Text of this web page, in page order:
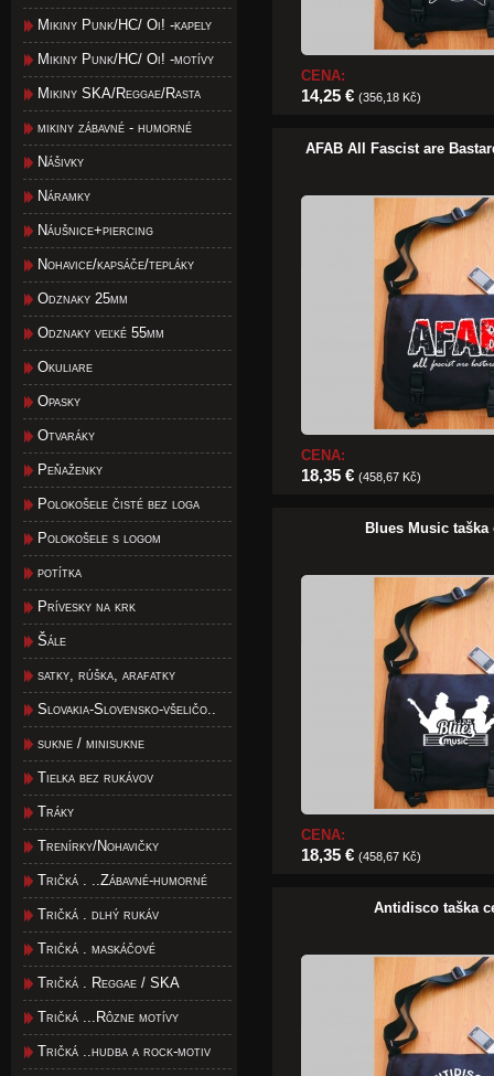
Mikiny Punk/HC/ Oi! -kapely
Mikiny Punk/HC/ Oi! -motívy
Mikiny SKA/Reggae/Rasta
mikiny zábavné - humorné
Nášivky
Náramky
Náušnice+piercing
Nohavice/kapsáče/tepláky
Odznaky 25mm
Odznaky veľké 55mm
Okuliare
Opasky
Otvaráky
Peňaženky
Polokošele čisté bez loga
Polokošele s logom
potítka
Prívesky na krk
Šále
satky, rúška, arafatky
Slovakia-Slovensko-všeličo..
sukne / minisukne
Tielka bez rukávov
Tráky
Trenírky/Nohavičky
Tričká . ..Zábavné-humorné
Tričká . dlhý rukáv
Tričká . maskáčové
Tričká . Reggae / SKA
Tričká ...Rôzne motívy
Tričká ..hudba a rock-motiv
CENA:
14,25 € (356,18 Kč)
AFAB All Fascist are
CENA:
18,35 € (458,67 Kč)
Blues Music taška
CENA:
18,35 € (458,67 Kč)
Antidisco taška